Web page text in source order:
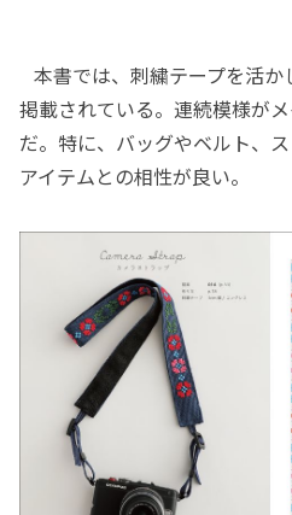
本書では、刺繍テープを活
掲載されている。連続模様が
だ。特に、バッグやベルト、
アイテムとの相性が良い。